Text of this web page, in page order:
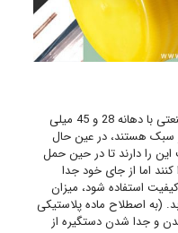
انواع دستگیره تولید شده در این واحد صنعتی با دهانه 28 و 45 میلی
سبک هستند، در عین حال
این را دارند تا در حین حمل
کنند اما از جای خود جدا
استفاده شود، میزان
(به اصطلاح ماده پلاستیکی
و جدا شدن دستگیره از